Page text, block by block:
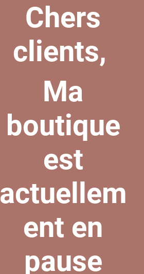
Chers
clients,
Ma
boutique
est
actuellem
ent en
pause